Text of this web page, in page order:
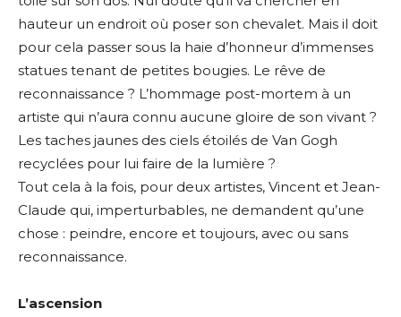
hauteur un endroit où poser son chevalet. Mais il doit
pour cela passer sous la haie d’honneur d’immenses
statues tenant de petites bougies. Le rêve de
reconnaissance ? L’hommage post-mortem à un
artiste qui n’aura connu aucune gloire de son vivant ?
Les taches jaunes des ciels étoilés de Van Gogh
recyclées pour lui faire de la lumière ?
Tout cela à la fois, pour deux artistes, Vincent et Jean-
Claude qui, imperturbables, ne demandent qu’une
chose : peindre, encore et toujours, avec ou sans
reconnaissance.
L’ascension